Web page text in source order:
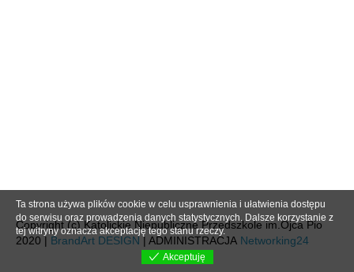
Copyright (c) Katolickie Niepubliczne Przedszkole im.Ojca Pio
2020 | BrandArt DESIGN | ADMINISTRACJA Networking24
Ta strona używa plików cookie w celu usprawnienia i ułatwienia dostępu
do serwisu oraz prowadzenia danych statystycznych. Dalsze korzystanie z
tej witryny oznacza akceptację tego stanu rzeczy.
Akceptuję